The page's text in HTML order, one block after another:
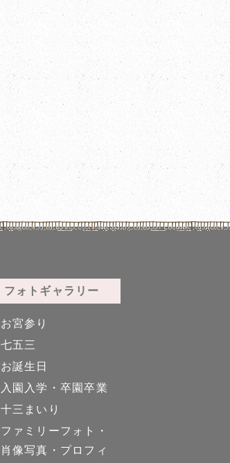
フォトギャラリー
お宮参り
七五三
お誕生日
入園入学・卒園卒業
十三まいり
ファミリーフォト・
肖像写真・プロフィ